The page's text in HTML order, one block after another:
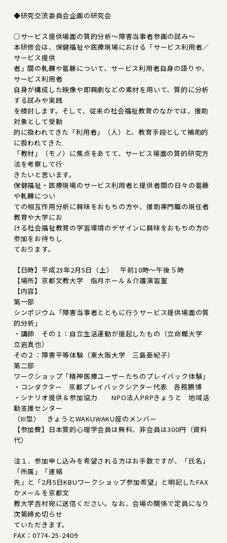
◆研究交流委員会企画の研究会
○サービス提供場面の質的分析～障害当事者参画の試み～
本研修会は、保健福祉や医療現場における「サービス利用者／
サービス提供
者」間の軋轢や葛藤について、サービス利用者自身の語りや、
サービス利用者
自身が構成した映像や即興劇などの素材を用いて、質的に分析
する試みや実践
を検討します。そして、従来の社会福祉教育のなかでは、援助
対象として受動
的に扱われてきた「利用者」（人）と、教育手段として補助的
に扱われてきた
「教材」（モノ）に焦点をあてて、サービス場面の質的研究方
法を考察して行
きたいと思います。
保健福祉・医療現場のサービス利用者と提供者間の日々の葛藤
や軋轢につい
ての相互作用分析に興味をおもちの方や、援助専門職の現任者
教育や大学にお
ける社会福祉教育の学習環境のデザインに興味をおもちの方の
参加をお待ちし
ております。
【日時】平成23年2月5日（土） 午前10時～午後５時
【場所】京都文教大学 指月ホール＆介護演習室
【内容】
第一部
シンポジウム「障害当事者とともに行うサービス提供場面の質
的分析」
・講師 その１：自立生活運動が提起したもの（立命館大学
立岩真也）
その２：障害平等体験（東大阪大学 三島亜紀子）
第二部
ワークショップ「精神医療ユーザーたちのプレイバック体験」
・コンダクター 京都プレイバックシアター代表 各務勝博
・シナリオ提供＆参加協力 NPO法人PRPきょうと 地域活
動支援センター
（III型） きょうとWAKUWAKU座のメンバー
【参加費】日本質的心理学会員は無料、非会員は300円（資料
代）
注１．参加申し込みを希望される方はお手数ですが、「氏名」
「所属」「連絡
先」と「2月5日KBUワークショップ参加希望」と明記したFAX
かメールを京都文
教大学吉村宛に送信ください。なお、会場の関係で定員になり
次第締め切らせ
ていただきます。
FAX：0774-25-2409